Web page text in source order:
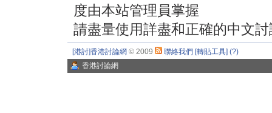
度由本站管理員掌握
請盡量使用詳盡和正確的中文
[港討]香港討論網 © 2009 聯絡我們 [轉貼工具] (?)
香港討論網